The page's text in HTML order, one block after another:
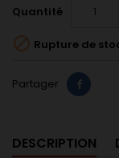
Quantité
 Rupture de
Partager
DESCRIPTION